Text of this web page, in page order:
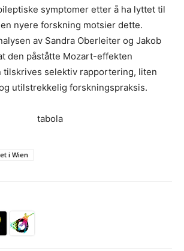
symptomer etter å ha lyttet til
nyere forskning motsier dette.
av Sandra Oberleiter og Jakob
den påståtte Mozart-effekten
tilskrives selektiv rapportering, liten
utilstrekkelig forskningspraksis.
tabola
i Wien